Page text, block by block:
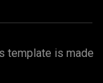
template is made